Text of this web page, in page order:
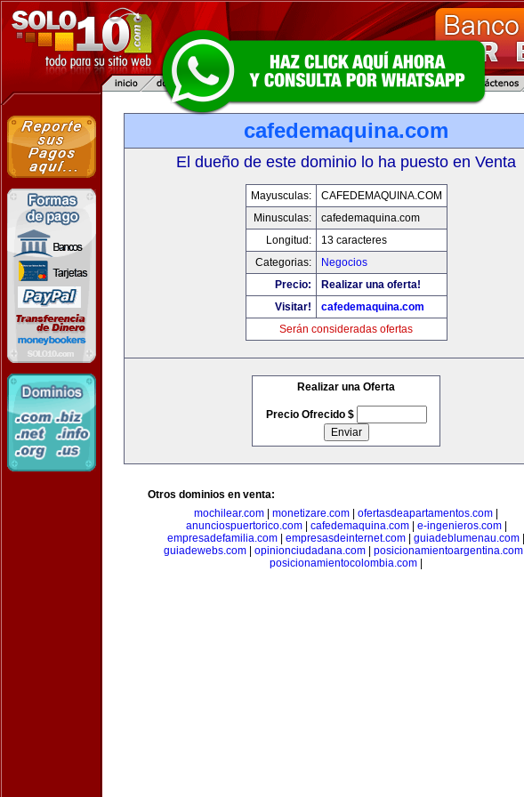
cafedemaquina.com
El dueño de este dominio lo ha puesto en Venta
Mayusculas:
CAFEDEMAQUINA.COM
Minusculas:
cafedemaquina.com
Longitud:
13 caracteres
Categorias:
Negocios
Precio:
Realizar una oferta!
Visitar!
cafedemaquina.com
Serán consideradas ofertas
Realizar una Oferta
Precio Ofrecido $
Otros dominios en venta:
mochilear.com
monetizare.com ofertasdeapartamentos.com
anunciospuertorico.com| cafedemaquina.com| e-ingenieros.com|
empresadefamilia.com
empresasdeinternet.com guiadeblumenau.com
guiadewebs.com
opinionciudadana.com posicionamientoargentina.com
posicionamientocolombia.com